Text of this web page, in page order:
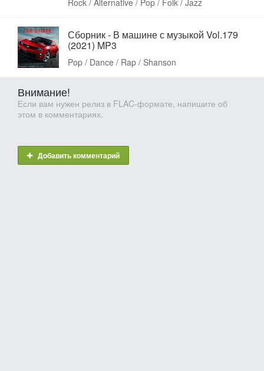
Сборник - В машине с музыкой Vol.179
(2021) MP3
Pop / Dance / Rap / Shanson
Внимание!
Если вам нужен релиз в FLAC-формате, напишите об
этом в комментариях.
Добавить комментарий